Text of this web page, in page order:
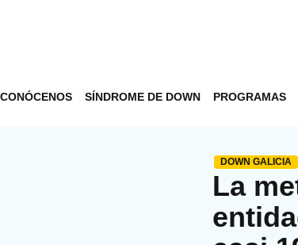
CONÓCENOS SÍNDROME DE DOWN PROGRAMAS
DOWN GALICIA
La